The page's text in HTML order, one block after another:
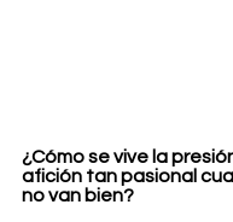
¿Cómo se vive la
afición tan pasional
no van bien?